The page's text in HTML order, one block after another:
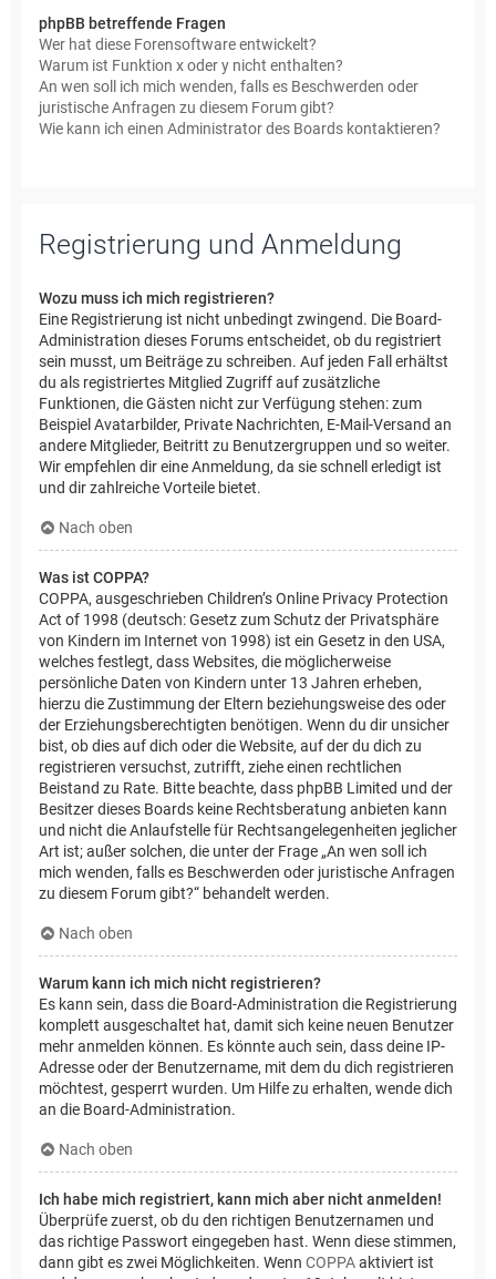
phpBB betreffende Fragen
Wer hat diese Forensoftware entwickelt?
Warum ist Funktion x oder y nicht enthalten?
An wen soll ich mich wenden, falls es Beschwerden oder
juristische Anfragen zu diesem Forum gibt?
Wie kann ich einen Administrator des Boards kontaktieren?
Registrierung und Anmeldung
Wozu muss ich mich registrieren?
Eine Registrierung ist nicht unbedingt zwingend. Die Board-
Administration dieses Forums entscheidet, ob du registriert
sein musst, um Beiträge zu schreiben. Auf jeden Fall erhältst
du als registriertes Mitglied Zugriff auf zusätzliche
Funktionen, die Gästen nicht zur Verfügung stehen: zum
Beispiel Avatarbilder, Private Nachrichten, E-Mail-Versand an
andere Mitglieder, Beitritt zu Benutzergruppen und so weiter.
Wir empfehlen dir eine Anmeldung, da sie schnell erledigt ist
und dir zahlreiche Vorteile bietet.
Nach oben
Was ist COPPA?
COPPA, ausgeschrieben Children’s Online Privacy Protection
Act of 1998 (deutsch: Gesetz zum Schutz der Privatsphäre
von Kindern im Internet von 1998) ist ein Gesetz in den USA,
welches festlegt, dass Websites, die möglicherweise
persönliche Daten von Kindern unter 13 Jahren erheben,
hierzu die Zustimmung der Eltern beziehungsweise des oder
der Erziehungsberechtigten benötigen. Wenn du dir unsicher
bist, ob dies auf dich oder die Website, auf der du dich zu
registrieren versuchst, zutrifft, ziehe einen rechtlichen
Beistand zu Rate. Bitte beachte, dass phpBB Limited und der
Besitzer dieses Boards keine Rechtsberatung anbieten kann
und nicht die Anlaufstelle für Rechtsangelegenheiten jeglicher
Art ist; außer solchen, die unter der Frage „An wen soll ich
mich wenden, falls es Beschwerden oder juristische Anfragen
zu diesem Forum gibt?“ behandelt werden.
Nach oben
Warum kann ich mich nicht registrieren?
Es kann sein, dass die Board-Administration die Registrierung
komplett ausgeschaltet hat, damit sich keine neuen Benutzer
mehr anmelden können. Es könnte auch sein, dass deine IP-
Adresse oder der Benutzername, mit dem du dich registrieren
möchtest, gesperrt wurden. Um Hilfe zu erhalten, wende dich
an die Board-Administration.
Nach oben
Ich habe mich registriert, kann mich aber nicht anmelden!
Überprüfe zuerst, ob du den richtigen Benutzernamen und
das richtige Passwort eingegeben hast. Wenn diese stimmen,
dann gibt es zwei Möglichkeiten. Wenn COPPAaktiviert ist